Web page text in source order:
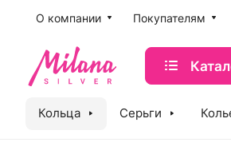
O компании Покупателям
Кольца Серьги